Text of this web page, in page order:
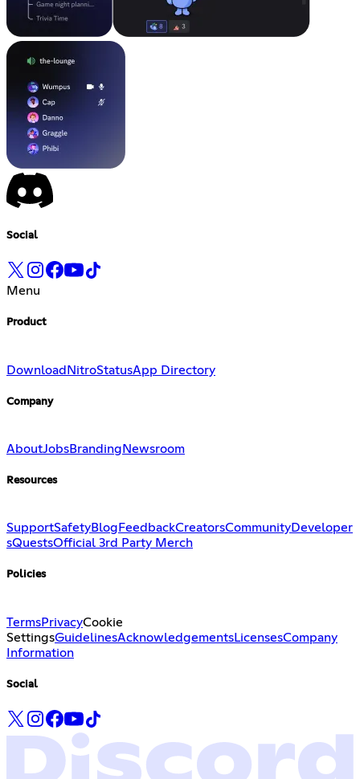
Social
Menu
Product
DownloadNitroStatusApp Directory
Company
AboutJobsBranding Newsroom
Resources
SupportSafetyBlog FeedbackCreatorsCommunityDeveloper
sQuestsOfficial 3rd Party Merch
Policies
TermsPrivacyCookie
SettingsGuidelinesAcknowledgementsLicensesCompany
Information
Social